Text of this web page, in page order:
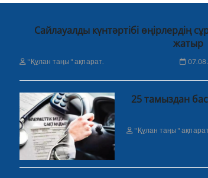
Сайлауалды күнтәртібі өңірлердің
жатыр
"Құлан таңы" ақпарат.
25 тамыздан
"Құлан таңы"